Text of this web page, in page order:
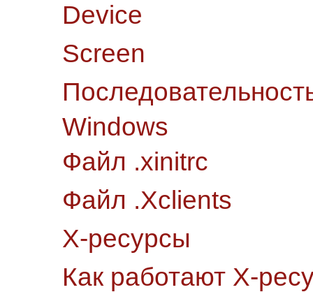
Device
Screen
Windows
Файл .xinitrc
Файл .Xclients
Х-ресурсы
Как работают Х-